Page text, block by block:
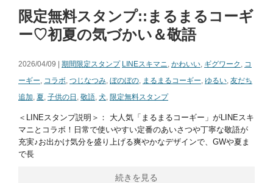
限定無料スタンプ::まるまるコーギ
ー♡初夏の気づかい＆敬語
2026/04/09 | 期間限定スタンプ LINEスキマニ, かわいい, ギグワーク , コ
ーギー, コラボ, つじなつみ, ぼのぼの, まるまるコーギー, ゆるい, 友だち
追加, 夏, 子供の日 , 敬語, 犬, 限定無料スタンプ
＜LINEスタンプ説明＞： 大人気「まるまるコーギー」がLINEスキ
マニとコラボ！日常で使いやすい定番のあいさつや丁寧な敬語が
充実♪お出かけ気分を盛り上げる爽やかなデザインで、GWや夏ま
で長
続きを見る